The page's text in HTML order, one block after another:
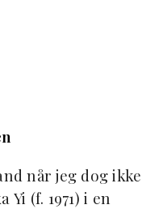
når jeg dog ikke
(f. 1971) i en